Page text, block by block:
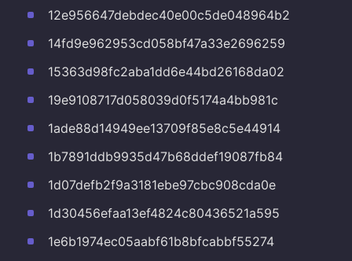
12e956647debdec40e00c5de048964b2
14fd9e962953cd058bf47a33e2696259
15363d98fc2aba1dd6e44bd26168da02
19e9108717d058039d0f5174a4bb981c
1ade88d14949ee13709f85e8c5e44914
1b7891ddb9935d47b68ddef19087fb84
1d07defb2f9a3181ebe97cbc908cda0e
1d30456efaa13ef4824c80436521a595
1e6b1974ec05aabf61b8bfcabbf55274